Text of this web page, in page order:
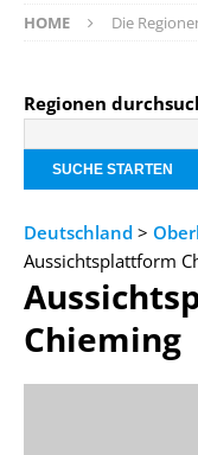
HOME Die
Regionen
Deutschland >
Aussichtsplattform
Chieming